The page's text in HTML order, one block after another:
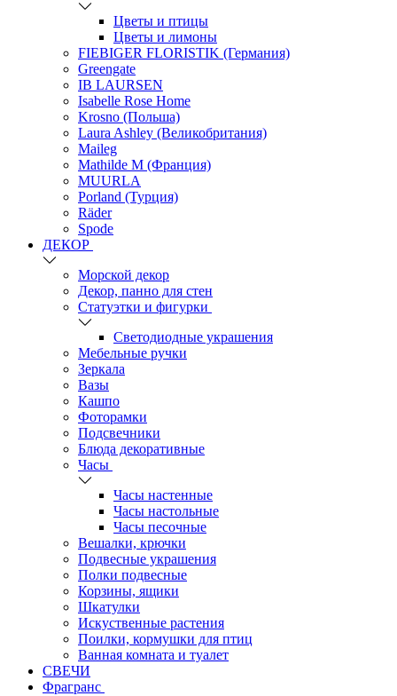
Цветы и птицы
Цветы и лимоны
FIEBIGER FLORISTIK (Германия)
Greengate
IB LAURSEN
Isabelle Rose Home
Krosno (Польша)
Laura Ashley (Великобритания)
Maileg
Mathilde M (Франция)
MUURLA
Porland (Турция)
Räder
Spode
ДЕКОР
Морской декор
Декор, панно для стен
Статуэтки и фигурки
Светодиодные украшения
Мебельные ручки
Зеркала
Вазы
Кашпо
Фоторамки
Подсвечники
Блюда декоративные
Часы
Часы настенные
Часы настольные
Часы песочные
Вешалки, крючки
Подвесные украшения
Полки подвесные
Корзины, ящики
Шкатулки
Искуственные растения
Поилки, кормушки для птиц
Ванная комната и туалет
СВЕЧИ
Фрагранс